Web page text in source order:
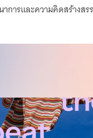
ารและความคิดสร้างส